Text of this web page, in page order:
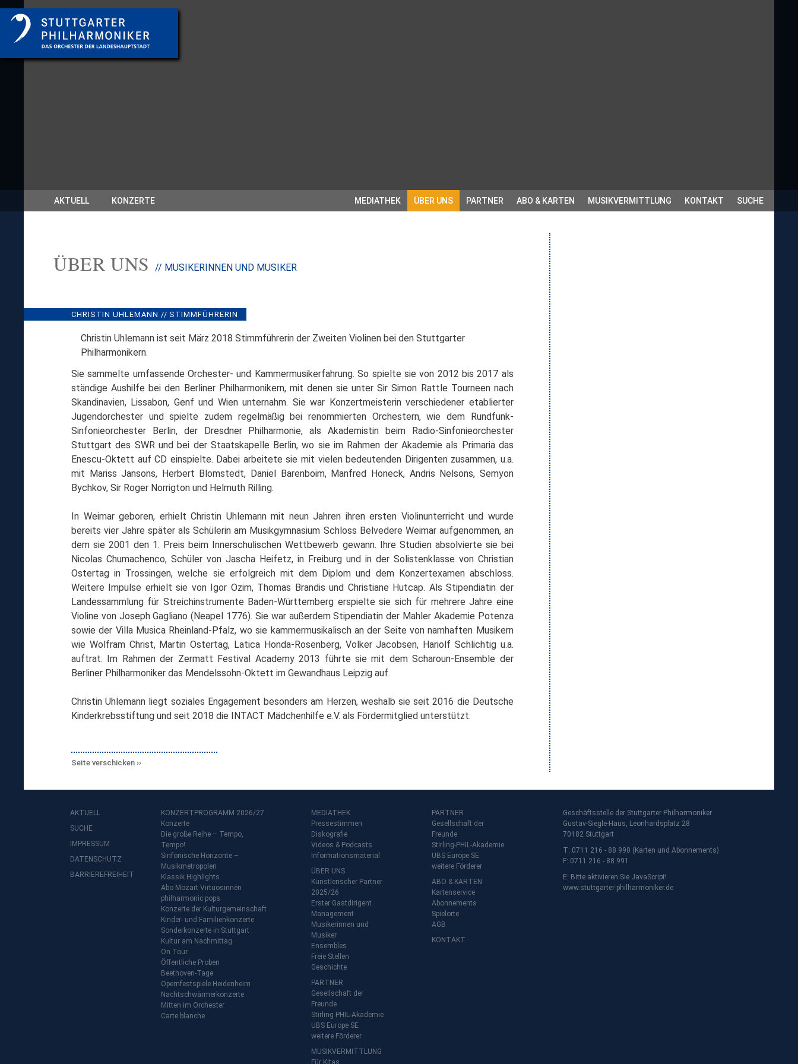
AKTUELL KONZERTE MEDIATHEK ÜBER UNS PARTNER ABO & KARTEN MUSIKVERMITTLUNG KONTAKT SUCHE
ÜBER UNS // MUSIKERINNEN UND MUSIKERCHRISTIN
CHRISTIN UHLEMANN // STIMMFÜHRERIN
Christin Uhlemann ist seit März 2018 Stimmführerin der Zweiten Violinen bei den Stuttgarter
Philharmonikern.
Sie sammelte umfassende Orchester- und Kammermusikerfahrung. So spielte sie von 2012 bis 2017 als
ständige Aushilfe bei den Berliner Philharmonikern, mit denen sie unter Sir Simon Rattle Tourneen nach
Skandinavien, Lissabon, Genf und Wien unternahm. Sie war Konzertmeisterin verschiedener etablierter
Jugendorchester und spielte zudem regelmäßig bei renommierten Orchestern, wie dem Rundfunk-
Sinfonieorchester Berlin, der Dresdner Philharmonie, als Akademistin beim Radio-Sinfonieorchester
Stuttgart des SWR und bei der Staatskapelle Berlin, wo sie im Rahmen der Akademie als Primaria das
Enescu-Oktett auf CD einspielte. Dabei arbeitete sie mit vielen bedeutenden Dirigenten zusammen, u.a.
mit Mariss Jansons, Herbert Blomstedt, Daniel Barenboim, Manfred Honeck, Andris Nelsons, Semyon
Bychkov, Sir Roger Norrigton und Helmuth Rilling.
In Weimar geboren, erhielt Christin Uhlemann mit neun Jahren ihren ersten Violinunterricht und wurde
bereits vier Jahre später als Schülerin am Musikgymnasium Schloss Belvedere Weimar aufgenommen, an
dem sie 2001 den 1. Preis beim Innerschulischen Wettbewerb gewann. Ihre Studien absolvierte sie bei
Nicolas Chumachenco, Schüler von Jascha Heifetz, in Freiburg und in der Solistenklasse von Christian
Ostertag in Trossingen, welche sie erfolgreich mit dem Diplom und dem Konzertexamen abschloss.
Weitere Impulse erhielt sie von Igor Ozim, Thomas Brandis und Christiane Hutcap. Als Stipendiatin der
Landessammlung für Streichinstrumente Baden-Württemberg erspielte sie sich für mehrere Jahre eine
Violine von Joseph Gagliano (Neapel 1776). Sie war außerdem Stipendiatin der Mahler Akademie Potenza
sowie der Villa Musica Rheinland-Pfalz, wo sie kammermusikalisch an der Seite von namhaften Musikern
wie Wolfram Christ, Martin Ostertag, Latica Honda-Rosenberg, Volker Jacobsen, Hariolf Schlichtig u.a.
auftrat. Im Rahmen der Zermatt Festival Academy 2013 führte sie mit dem Scharoun-Ensemble der
Berliner Philharmoniker das Mendelssohn-Oktett im Gewandhaus Leipzig auf.
Christin Uhlemann liegt soziales Engagement besonders am Herzen, weshalb sie seit 2016 die Deutsche
Kinderkrebsstiftung und seit 2018 die INTACT Mädchenhilfe e.V. als Fördermitglied unterstützt.
Seite verschicken
AKTUELL
SUCHE
IMPRESSUM
DATENSCHUTZ
BARRIEREFREIHEIT
KONZERTPROGRAMM 2026/27
Konzerte
Die große Reihe – Tempo,
Tempo!
Sinfonische Horizonte –
Musikmetropolen
Klassik Highlights
Abo Mozart Virtuosinnen
philharmonic pops
Konzerte der Kulturgemeinschaft
Kinder- und Familienkonzerte
Sonderkonzerte in Stuttgart
Kultur am Nachmittag
On Tour
Öffentliche Proben
Beethoven-Tage
Opernfestspiele Heidenheim
Nachtschwärmerkonzerte
Mitten im Orchester
Carte blanche
MEDIATHEK
Pressestimmen
Diskografie
Videos & Podcasts
Informationsmaterial
ÜBER UNS
Künstlerischer Partner
2025/26
Erster Gastdirigent
Management
Musikerinnen und
Musiker
Ensembles
Freie Stellen
Geschichte
PARTNER
Gesellschaft der
Freunde
Stirling-PHIL-Akademie
UBS Europe SE
weitere Förderer
MUSIKVERMITTLUNG
Für Kitas
PARTNER
Gesellschaft der
Freunde
Stirling-PHIL-Akademie
UBS Europe SE
weitere Förderer
ABO & KARTEN
Kartenservice
Abonnements
Spielorte
AGB
KONTAKT
Geschäftsstelle der Stuttgarter Philharmoniker
Gustav-Siegle-Haus, Leonhardsplatz 28
70182 Stuttgart
T: 0711 216 - 88 990 (Karten und Abonnements)
F: 0711 216 - 88 991
E: Bitte aktivieren Sie JavaScript!
www.stuttgarter-philharmoniker.de